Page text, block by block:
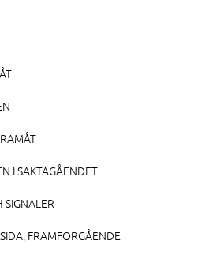
I SAKTAGÅENDET
FRAMFÖRGÅENDE